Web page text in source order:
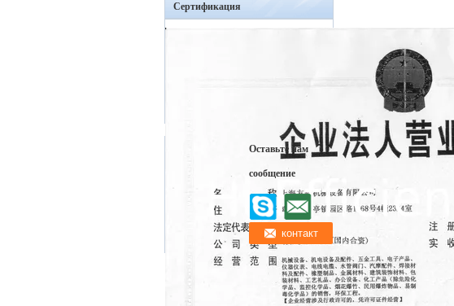
Сертификация
Оставьте нам
сообщение